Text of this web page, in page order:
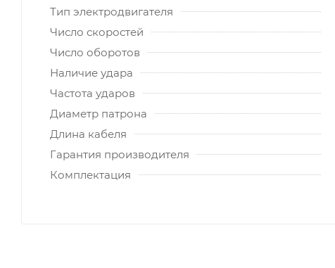
Тип электродвигателя
Число скоростей
Число оборотов
Наличие удара
Частота ударов
Диаметр патрона
Длина кабеля
Гарантия производителя
Комплектация